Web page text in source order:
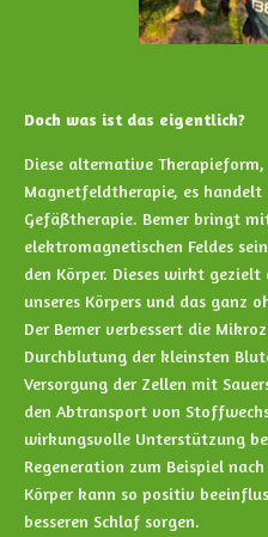
Doch was ist das eigentlich?
Diese alternative
Magnetfeldtherapie, es handelt
Gefäßtherapie. Bemer bringt
elektromagnetischen Feldes
den Körper. Dieses wirkt
unseres Körpers und das ganz
Der Bemer verbessert die
Durchblutung der kleinsten
Versorgung der Zellen mit
den Abtransport von
wirkungsvolle Unterstützung
Regeneration zum Beispiel
Körper kann so positiv
besseren Schlaf sorgen.